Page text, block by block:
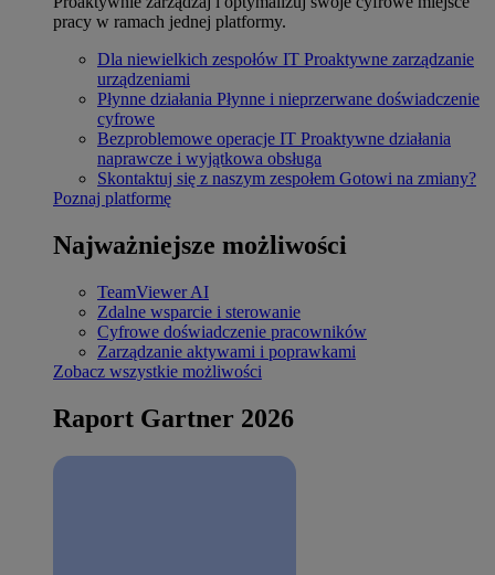
pracy w ramach jednej platformy.
Dla niewielkich zespołów IT Proaktywne zarządzanie
urządzeniami
Płynne działania Płynne i nieprzerwane doświadczenie
cyfrowe
Bezproblemowe operacje IT Proaktywne działania
naprawcze i wyjątkowa obsługa
Skontaktuj się z naszym zespołem Gotowi na zmiany?
Poznaj platformę
Najważniejsze możliwości
TeamViewer AI
Zdalne wsparcie i sterowanie
Cyfrowe doświadczenie pracowników
Zarządzanie aktywami i poprawkami
Zobacz wszystkie możliwości
Raport Gartner 2026